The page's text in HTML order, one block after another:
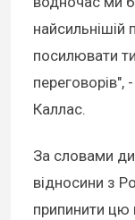
найсильнішій
посилювати
переговорів",
Каллас.
За словами
відносини з
припинити цю